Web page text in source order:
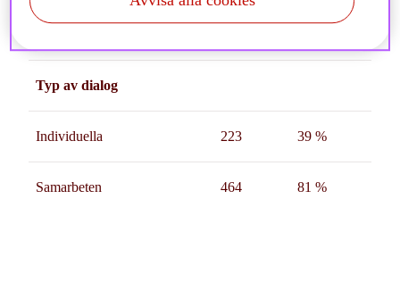
Typ av dialog
Individuella 223 39 %
Samarbeten 464 81 %